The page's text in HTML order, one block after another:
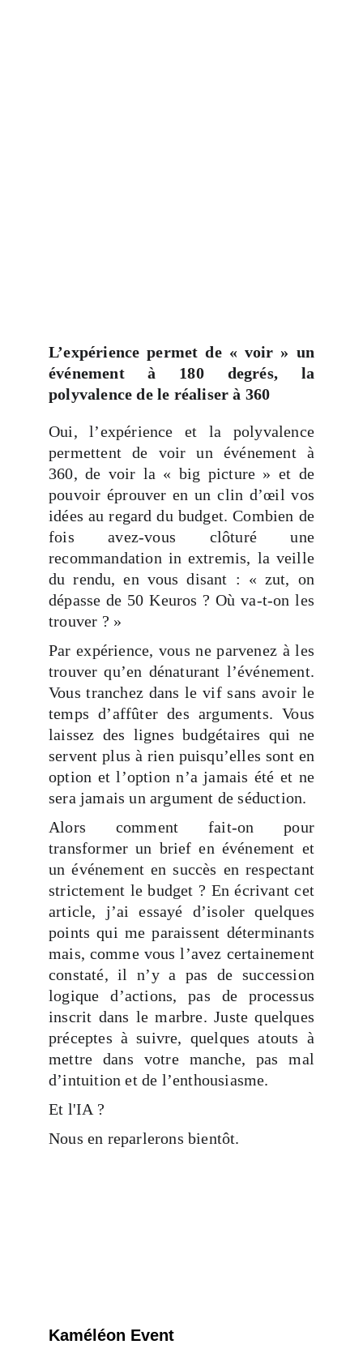
L’expérience permet de « voir » un
événement à 180 degrés, la
polyvalence de le réaliser à 360
Oui, l’expérience et la polyvalence
permettent de voir un événement à
360, de voir la « big picture » et de
pouvoir éprouver en un clin d’œil vos
idées au regard du budget. Combien de
fois avez-vous clôturé une
recommandation in extremis, la veille
du rendu, en vous disant : « zut, on
dépasse de 50 Keuros ? Où va-t-on les
trouver ? »
Par expérience, vous ne parvenez à les
trouver qu’en dénaturant l’événement.
Vous tranchez dans le vif sans avoir le
temps d’affûter des arguments. Vous
laissez des lignes budgétaires qui ne
servent plus à rien puisqu’elles sont en
option et l’option n’a jamais été et ne
sera jamais un argument de séduction.
Alors comment fait-on pour
transformer un brief en événement et
un événement en succès en respectant
strictement le budget ? En écrivant cet
article, j’ai essayé d’isoler quelques
points qui me paraissent déterminants
mais, comme vous l’avez certainement
constaté, il n’y a pas de succession
logique d’actions, pas de processus
inscrit dans le marbre. Juste quelques
préceptes à suivre, quelques atouts à
mettre dans votre manche, pas mal
d’intuition et de l’enthousiasme.
Et l'IA ?
Nous en reparlerons bientôt.
Kaméléon Event